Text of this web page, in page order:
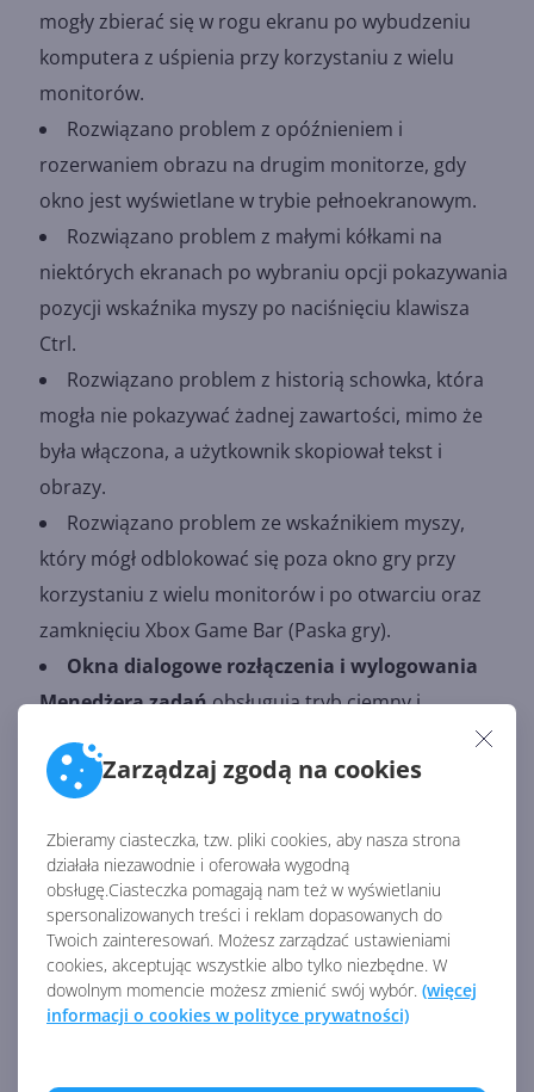
Zarządzaj zgodą na cookies
Zbieramy ciasteczka, tzw. pliki cookies, aby nasza strona
działała niezawodnie i oferowała wygodną
obsługę.Ciasteczka pomagają nam też w wyświetlaniu
spersonalizowanych treści i reklam dopasowanych do
Twoich zainteresowań. Możesz zarządzać ustawieniami
cookies, akceptując wszystkie albo tylko niezbędne. W
dowolnym momencie możesz zmienić swój wybór. (więcej
informacji o cookies w polityce prywatności)
mogły zbierać się w rogu ekranu po wybudzeniu
komputera z uśpienia przy korzystaniu z wielu
monitorów.
Rozwiązano problem z opóźnieniem i
rozerwaniem obrazu na drugim monitorze, gdy
okno jest wyświetlane w trybie pełnoekranowym.
Rozwiązano problem z małymi kółkami na
niektórych ekranach po wybraniu opcji pokazywania
pozycji wskaźnika myszy po naciśnięciu klawisza
Ctrl.
Rozwiązano problem z historią schowka, która
mogła nie pokazywać żadnej zawartości, mimo że
była włączona, a użytkownik skopiował tekst i
obrazy.
Rozwiązano problem ze wskaźnikiem myszy,
który mógł odblokować się poza okno gry przy
korzystaniu z wielu monitorów i po otwarciu oraz
zamknięciu Xbox Game Bar (Paska gry).
Okna dialogowe rozłączenia i wylogowania
Menedżera zadańobsługują tryb ciemny i
skalowanie tekstu.
Sekcja "Wydajność" Menedżera zadań
Wyszukiwanie Windows(Windows Search)
uruchamia teraz IFilters w Less Privileged App
Containers (LPAC). Przypominają one kontenery
aplikacji, ale domyślnie nie mają tylu uprawnień.
Proces uruchomiony w LPAC ma tylko dostęp do
potrzebnych mu zasobów. Procesy nie mają